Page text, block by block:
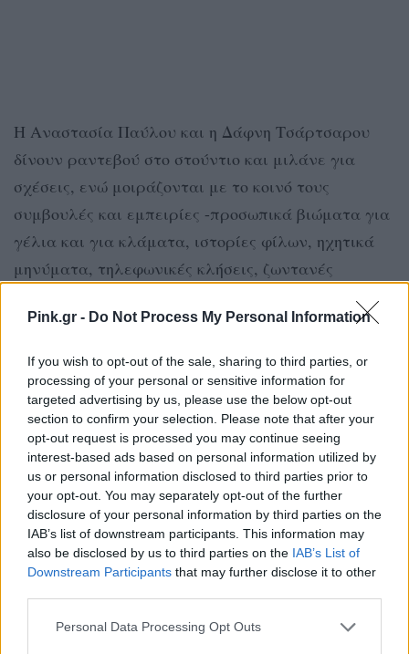
Pink.gr - Do Not Process My Personal Information
If you wish to opt-out of the sale, sharing to third parties, or
processing of your personal or sensitive information for
targeted advertising by us, please use the below opt-out
section to confirm your selection. Please note that after your
opt-out request is processed you may continue seeing
interest-based ads based on personal information utilized by
us or personal information disclosed to third parties prior to
your opt-out. You may separately opt-out of the further
disclosure of your personal information by third parties on the
IAB’s list of downstream participants. This information may
also be disclosed by us to third parties on the IAB’s List of
Downstream Participants that may further disclose it to other
Personal Data Processing Opt Outs
Η Αναστασία Παύλου και η Δάφνη Τσάρτσαρου
δίνουν ραντεβού στο στούντιο και μιλάνε για
σχέσεις, ενώ μοιράζονται με το κοινό τους
συμβουλές και εμπειρίες -προσωπικά βιώματα για
γέλια και για κλάματα, ιστορίες φίλων, ηχητικά
μηνύματα, τηλεφωνικές κλήσεις, ζωντανές
διαβάστηκε … Για κάθε “Η κλήση σας
προωθείται” …. ΑΣ ΕΣΤΕΛΝΕ!
Σε αυτό το podcast θα ακούσεις θέματα που
αφορούν τους άντρες και το χάσμα επικοινωνίας
με τις γυναίκες, προσωπικά βιώματα για γέλια και
για κλάματα, ιστορίες φίλων, ηχητικά μηνύματα,
τηλεφωνικές κλήσεις, ζωντανές συνδέσεις … κι
όλα αυτά “λουσμένα” με χιούμορ και σαρκαστική
διάθεση! Κάθε Τετάρτη συντονιστείτε για τα νέα
επεισόδια σε όλες τις πλατφόρμες και φυσικά στο